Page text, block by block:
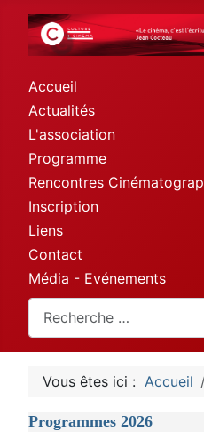
Accueil
Actualités
L'association
Programme
Rencontres
Inscription
Liens
Contact
Média - Evénements
Rechercher
Vous êtes ici : Accueil
Programmes 2026